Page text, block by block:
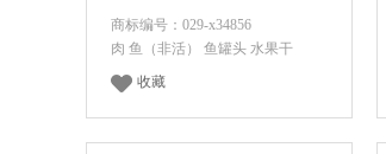
商标编号：029-x34856
肉 鱼（非活） 鱼罐头 水果干
收藏